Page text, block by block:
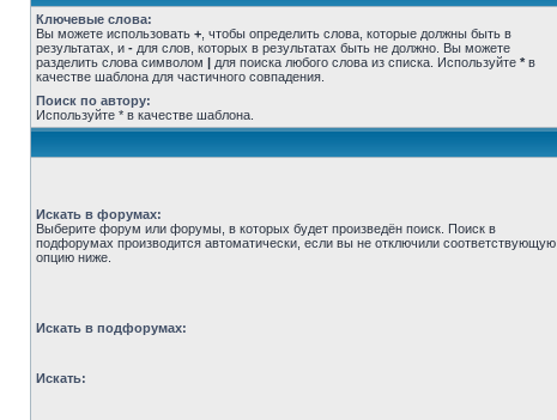
Ключевые слова:
Вы можете использовать + , чтобы определить слова, которые должны быть в
результатах, и - для слов, которых в результатах быть не должно. Вы можете
разделить слова символом | для поиска любого слова из списка. Используйте * в
качестве шаблона для частичного совпадения.
Поиск по автору:
Используйте * в качестве шаблона.
Искать в форумах:
Выберите форум или форумы, в которых будет произведён поиск. Поиск в
подфорумах производится автоматически, если вы не отключили соответствующую
опцию ниже.
Искать в подфорумах:
Искать: